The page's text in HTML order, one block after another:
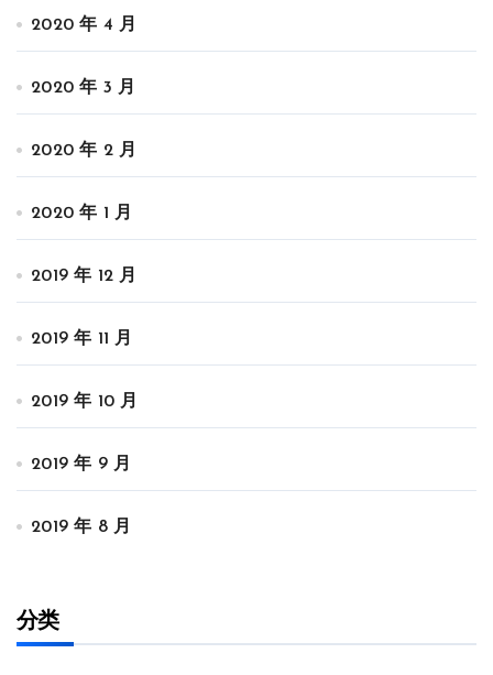
2020 年 4 月
2020 年 3 月
2020 年 2 月
2020 年 1 月
2019 年 12 月
2019 年 11 月
2019 年 10 月
2019 年 9 月
2019 年 8 月
分类